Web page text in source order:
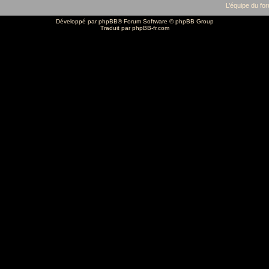
L’équipe du
Développé parphpBB® Forum Software © phpBB Group
Traduit parphpBB-fr.com